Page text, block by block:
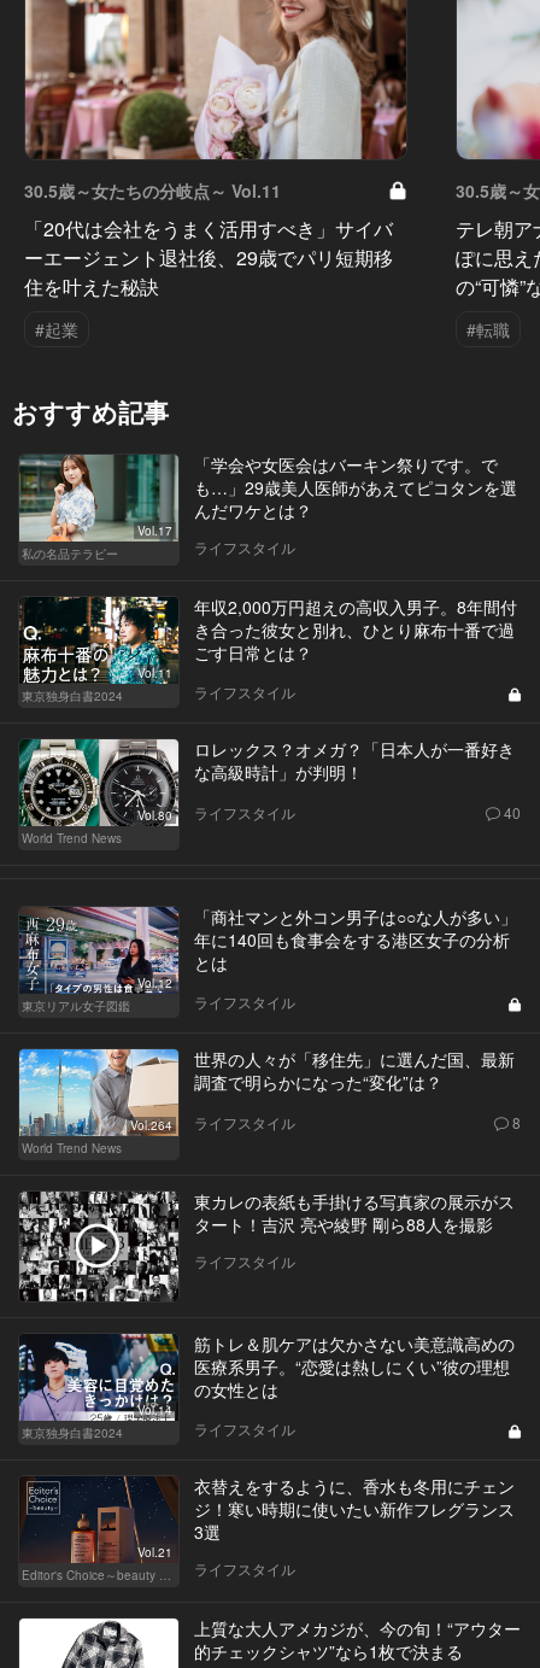
30.5歳～女たちの分岐点～ Vol.11
「20代は会社をうまく活用すべき」サイバ
ーエージェント退社後、29歳でパリ短期移
住を叶えた秘訣
#起業
30.5歳～
テレ朝
ぽに思え
の“可憐”
#転職
おすすめ記事
Vol.17
私の名品テラピー
「学会や女医会はバーキン祭りです。で
も…」29歳美人医師があえてピコタンを選
んだワケとは？
ライフスタイル
Vol.11
東京独身白書2024
年収2,000万円超えの高収入男子。8年間付
き合った彼女と別れ、ひとり麻布十番で過
ごす日常とは？
ライフスタイル
Vol.80
World Trend News
ロレックス？オメガ？「日本人が一番好き
な高級時計」が判明！
ライフスタイル 40
Vol.12
東京リアル女子図鑑
「商社マンと外コン男子は○○な人が多い」
年に140回も食事会をする港区女子の分析
とは
ライフスタイル
Vol.264
World Trend News
世界の人々が「移住先」に選んだ国、最新
調査で明らかになった“変化”は？
ライフスタイル 8
東カレの表紙も手掛ける写真家の展示がス
タート！吉沢 亮や綾野 剛ら88人を撮影
ライフスタイル
Vol.14
東京独身白書2024
筋トレ＆肌ケアは欠かさない美意識高めの
医療系男子。“恋愛は熱しにくい”彼の理想
の女性とは
ライフスタイル
Vol.21
Editor's Choice～beauty & wellness～
衣替えをするように、香水も冬用にチェン
ジ！寒い時期に使いたい新作フレグランス
3選
ライフスタイル
上質な大人アメカジが、今の旬！“アウター
的チェックシャツ”なら1枚で決まる